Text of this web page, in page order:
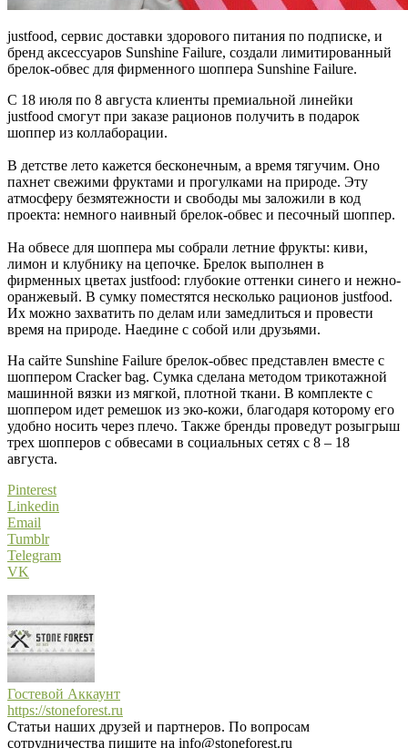
justfood, сервис доставки здорового питания по подписке, и
бренд аксессуаров Sunshine Failure, создали лимитированный
брелок-обвес для фирменного шоппера Sunshine Failure.
С 18 июля по 8 августа клиенты премиальной линейки
justfood смогут при заказе рационов получить в подарок
шоппер из коллаборации.
В детстве лето кажется бесконечным, а время тягучим. Оно
пахнет свежими фруктами и прогулками на природе. Эту
атмосферу безмятежности и свободы мы заложили в код
проекта: немного наивный брелок-обвес и песочный шоппер.
На обвесе для шоппера мы собрали летние фрукты: киви,
лимон и клубнику на цепочке. Брелок выполнен в
фирменных цветах justfood: глубокие оттенки синего и нежно-
оранжевый. В сумку поместятся несколько рационов justfood.
Их можно захватить по делам или замедлиться и провести
время на природе. Наедине с собой или друзьями.
На сайте Sunshine Failure брелок-обвес представлен вместе с
шоппером Сracker bag. Сумка сделана методом трикотажной
машинной вязки из мягкой, плотной ткани. В комплекте с
шоппером идет ремешок из эко-кожи, благодаря которому его
удобно носить через плечо. Также бренды проведут розыгрыш
трех шопперов с обвесами в социальных сетях с 8 – 18
августа.
Pinterest
Linkedin
Email
Tumblr
Telegram
VK
Гостевой Аккаунт
https://stoneforest.ru
Статьи наших друзей и партнеров. По вопросам
сотрудничества пишите на info@stoneforest.ru